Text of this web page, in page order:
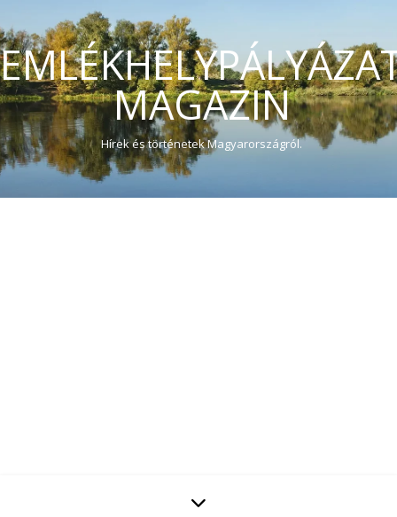
MAGAZIN
Hírek és történetek Magyarországról.